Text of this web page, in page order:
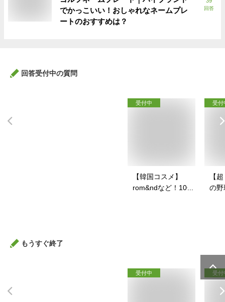
でかっこいい！おしゃれなネームプレ
ートのおすすめは？
回答
回答受付中の質問
受付中
【韓国コスメ】
rom&ndなど！10代
受付
【
の野
もうすぐ終了
受付中 受付